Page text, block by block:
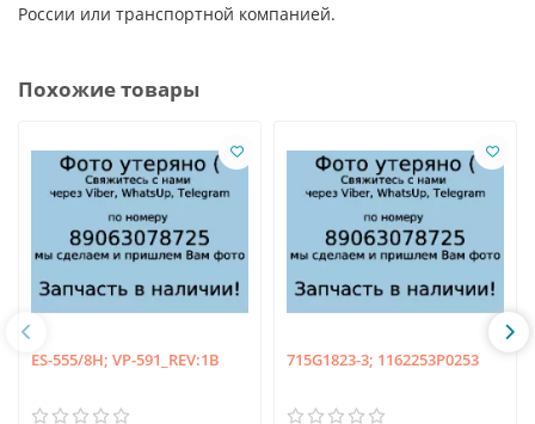
России или транспортной компанией.
Похожие товары
ES-555/8H; VP-591_REV:1B 715G1823-3; 1162253P0253